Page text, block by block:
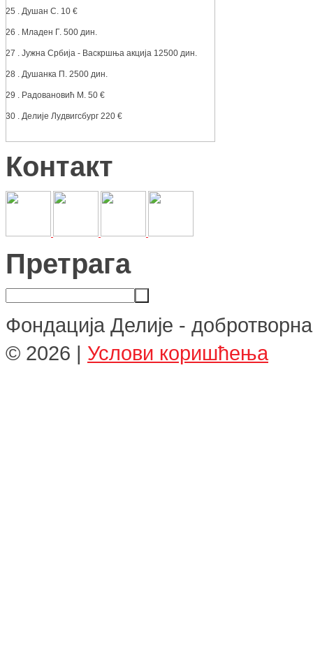
25 . Душан С. 10 €
26 . Младен Г. 500 дин.
27 . Јужна Србија - Васкршња акција 12500 дин.
28 . Душанка П. 2500 дин.
29 . Радовановић М. 50 €
30 . Делије Лудвигсбург 220 €
Контакт
Претрага
Фондација Делије -
© 2026 | Услови коришћења